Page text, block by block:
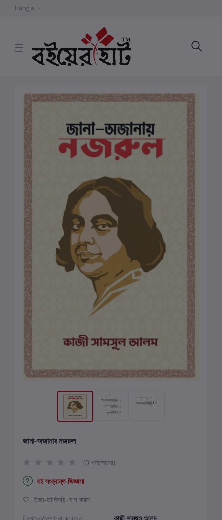
Bangla
জানা-অজানায় নজরুল
(0 পর্যালোচনা)
বই সংক্রান্ত জিজ্ঞাসা
ইচ্ছা-তালিকায় যোগ করুন
লিখেছেন/সম্পাদনা করেছেন
কাজী সামশুল আলম